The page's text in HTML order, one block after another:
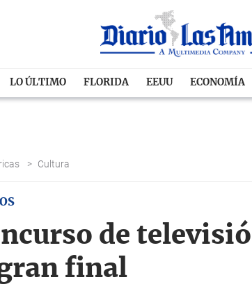
LO ÚLTIMO FLORIDA EEUU ECONOMÍA
> Cultura
de
final